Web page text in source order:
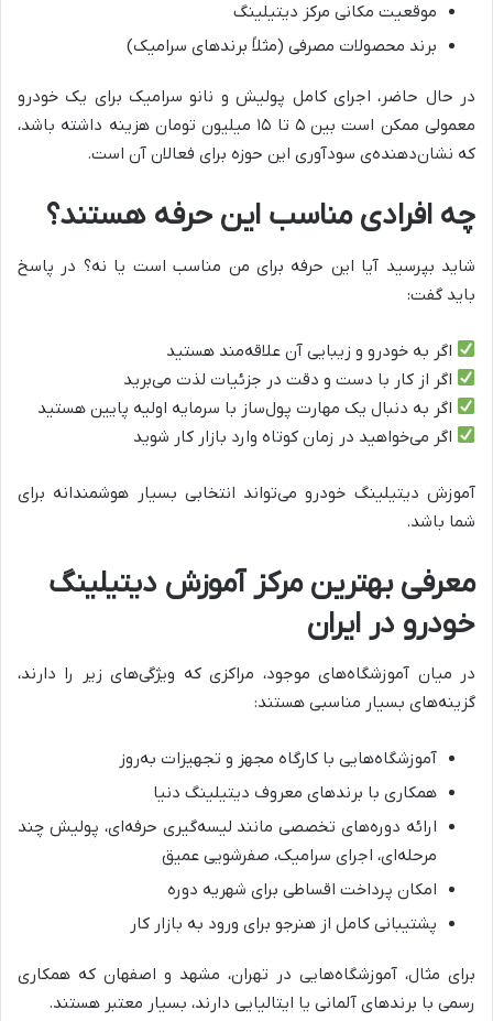
موقعیت مکانی مرکز دیتیلینگ
برند محصولات مصرفی (مثلاً برندهای سرامیک)
در حال حاضر، اجرای کامل پولیش و نانو سرامیک برای یک خودرو
معمولی ممکن است بین ۵ تا ۱۵ میلیون تومان هزینه داشته باشد،
که نشان‌دهنده‌ی سودآوری این حوزه برای فعالان آن است.
چه افرادی مناسب این حرفه هستند؟
شاید بپرسید آیا این حرفه برای من مناسب است یا نه؟ در پاسخ
باید گفت:
اگر به خودرو و زیبایی آن علاقه‌مند هستید
اگر از کار با دست و دقت در جزئیات لذت می‌برید
اگر به دنبال یک مهارت پول‌ساز با سرمایه اولیه پایین هستید
اگر می‌خواهید در زمان کوتاه وارد بازار کار شوید
آموزش دیتیلینگ خودرو می‌تواند انتخابی بسیار هوشمندانه برای
شما باشد.
معرفی بهترین مرکز آموزش دیتیلینگ
خودرو در ایران
در میان آموزشگاه‌های موجود، مراکزی که ویژگی‌های زیر را دارند،
گزینه‌های بسیار مناسبی هستند:
آموزشگاه‌هایی با کارگاه مجهز و تجهیزات به‌روز
همکاری با برندهای معروف دیتیلینگ دنیا
ارائه دوره‌های تخصصی مانند لیسه‌گیری حرفه‌ای، پولیش چند
مرحله‌ای، اجرای سرامیک، صفرشویی عمیق
امکان پرداخت اقساطی برای شهریه دوره
پشتیبانی کامل از هنرجو برای ورود به بازار کار
برای مثال، آموزشگاه‌هایی در تهران، مشهد و اصفهان که همکاری
رسمی با برندهای آلمانی یا ایتالیایی دارند، بسیار معتبر هستند.